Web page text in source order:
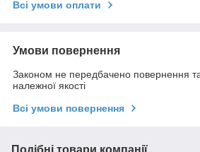
Всі умови оплати
Умови повернення
Законом не передбачено повернення
належної якості
Всі умови повернення